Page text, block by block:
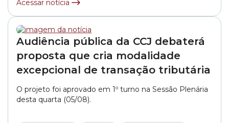
Acessar notícia
Audiência pública da CCJ debaterá
proposta que cria modalidade
excepcional de transação tributária
O projeto foi aprovado em 1º turno na Sessão Plenária
desta quarta (05/08).